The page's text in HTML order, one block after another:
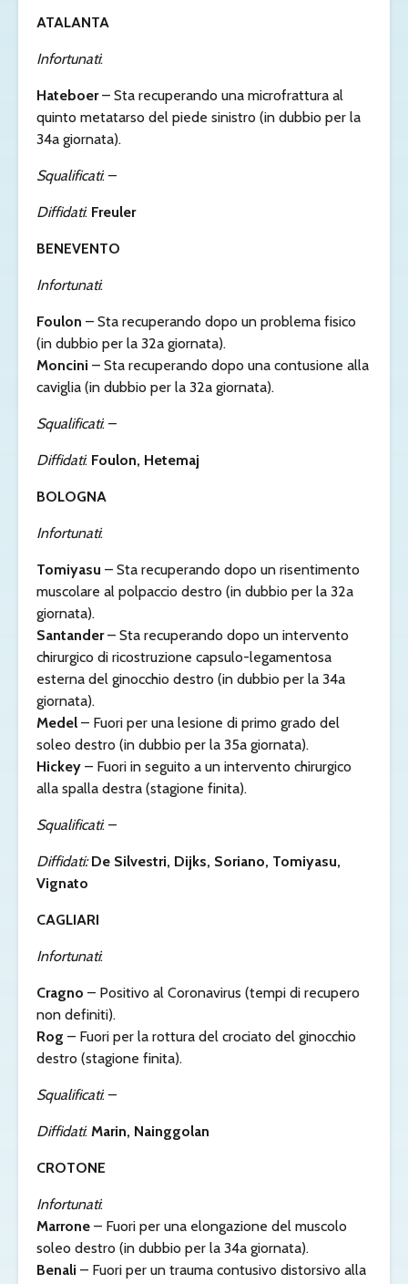
ATALANTA
Infortunati:
Hateboer– Sta recuperando una microfrattura al
quinto metatarso del piede sinistro (in dubbio per la
34a giornata).
Squalificati: –
Diffidati: Freuler
BENEVENTO
Infortunati:
Foulon – Sta recuperando dopo un problema fisico
(in dubbio per la 32a giornata).
Moncini – Sta recuperando dopo una contusione alla
caviglia (in dubbio per la 32a giornata).
Squalificati: –
Diffidati: Foulon, Hetemaj
BOLOGNA
Infortunati:
Tomiyasu – Sta recuperando dopo un risentimento
muscolare al polpaccio destro (in dubbio per la 32a
giornata).
Santander– Sta recuperando dopo un intervento
chirurgico di ricostruzione capsulo-legamentosa
esterna del ginocchio destro (in dubbio per la 34a
giornata).
Medel – Fuori per una lesione di primo grado del
soleo destro (in dubbio per la 35a giornata).
Hickey – Fuori in seguito a un intervento chirurgico
alla spalla destra (stagione finita).
Squalificati: –
Diffidati:De Silvestri, Dijks, Soriano, Tomiyasu,
Vignato
CAGLIARI
Infortunati:
Cragno – Positivo al Coronavirus (tempi di recupero
non definiti).
Rog – Fuori per la rottura del crociato del ginocchio
destro (stagione finita).
Squalificati: –
Diffidati: Marin, Nainggolan
CROTONE
Infortunati:
Marrone – Fuori per una elongazione del muscolo
soleo destro (in dubbio per la 34a giornata).
Benali – Fuori per un trauma contusivo distorsivo alla